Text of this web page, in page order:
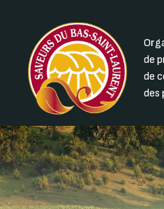
de
de
des